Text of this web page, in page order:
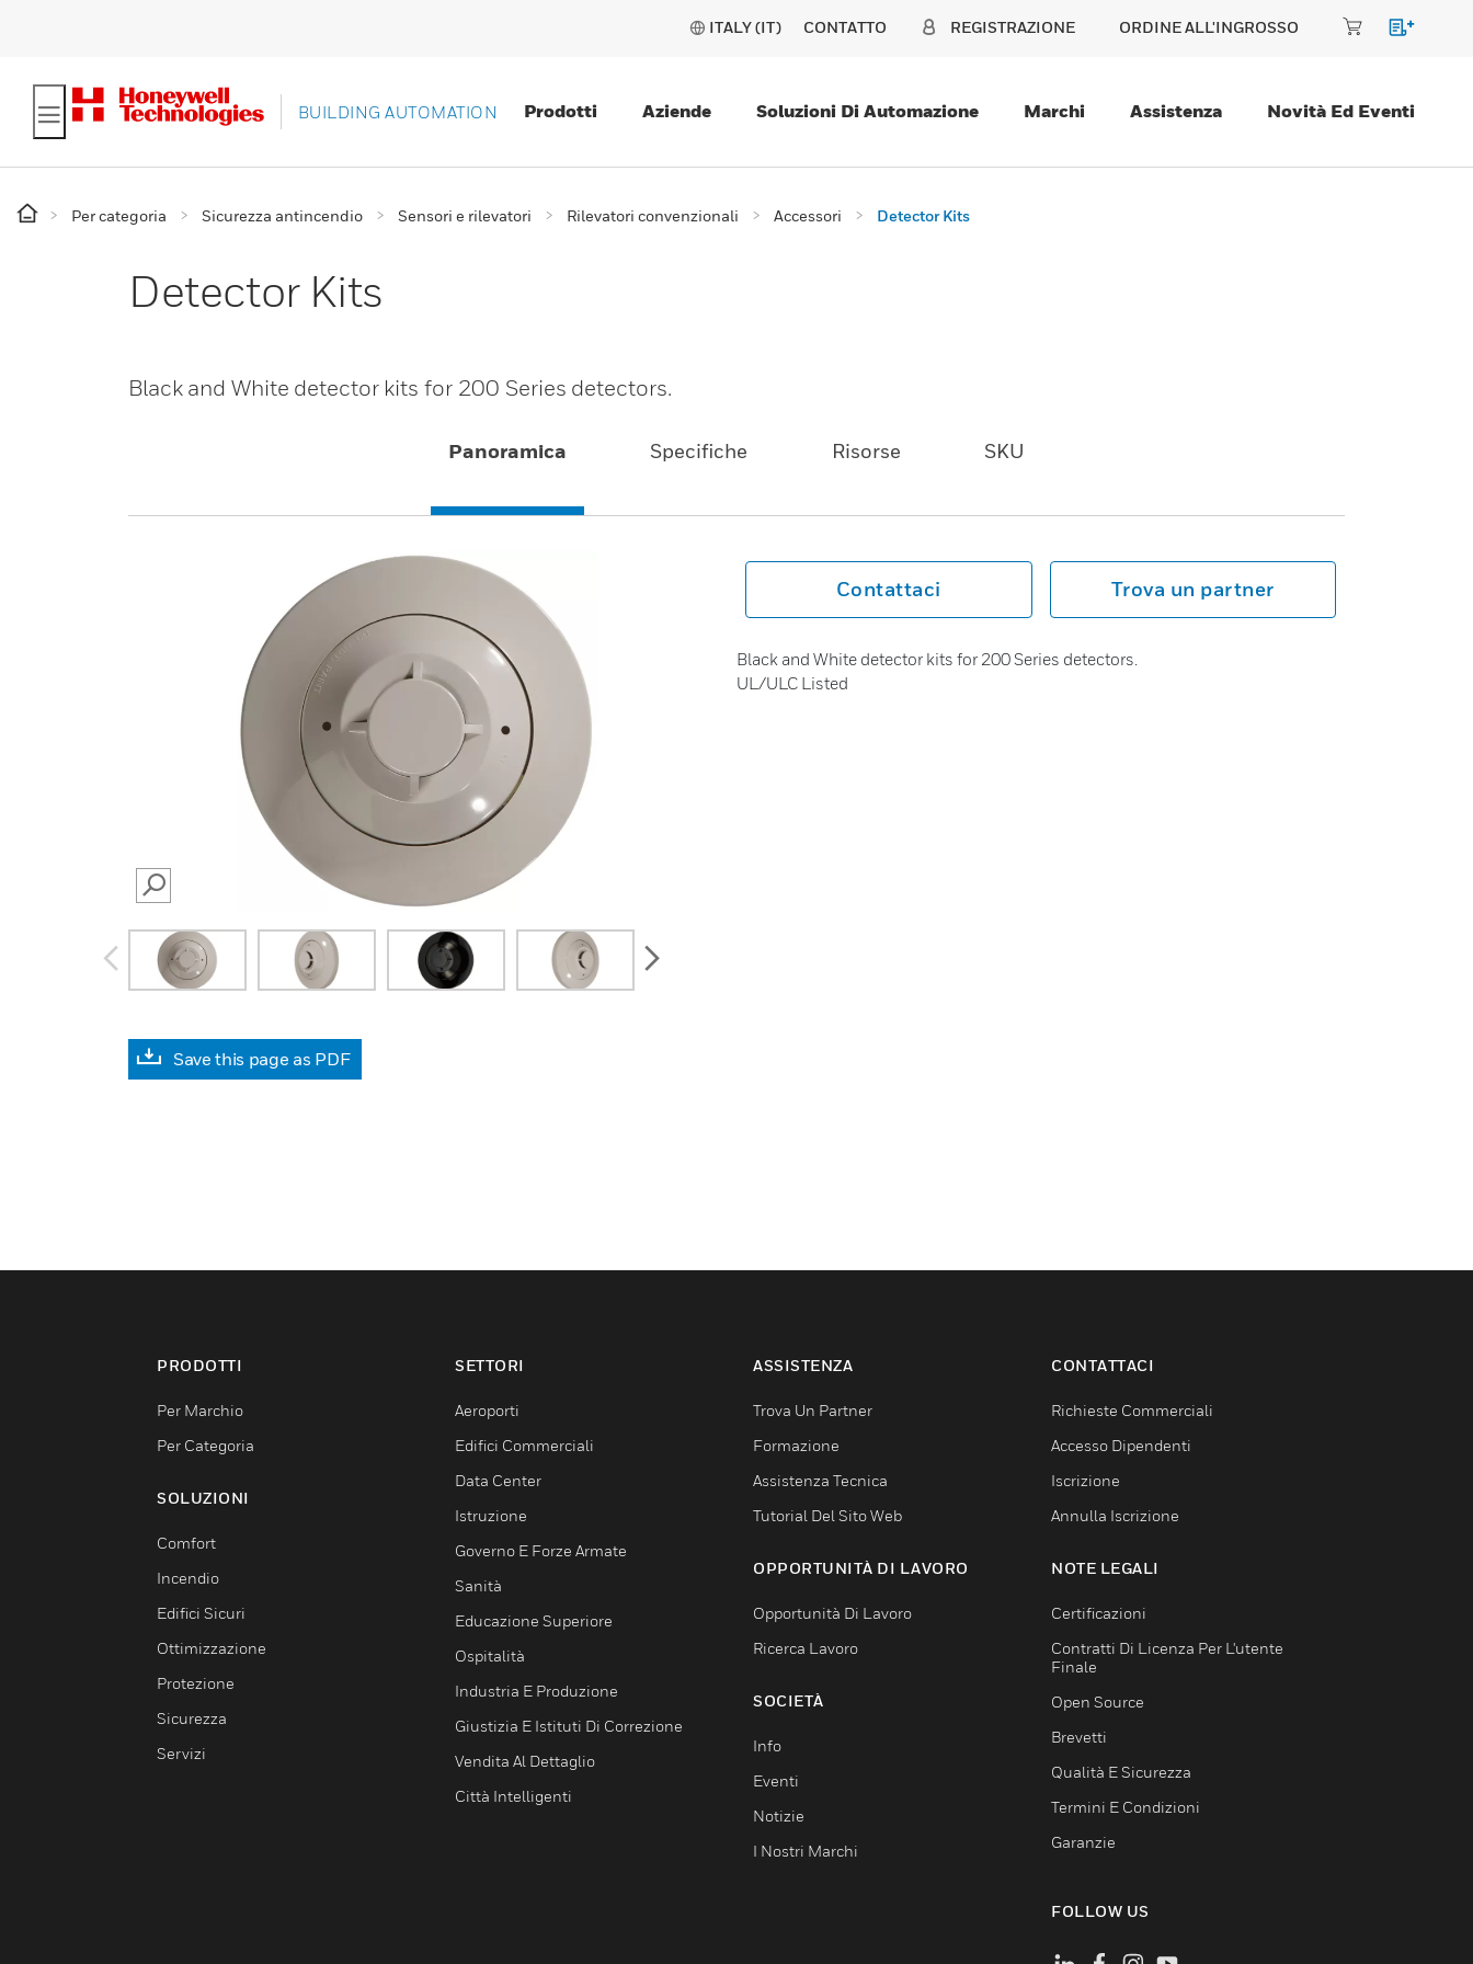
ITALY (IT) CONTATTO REGISTRAZIONE ORDINE ALL'INGROSSO
BUILDING AUTOMATION Prodotti Aziende Soluzioni Di Automazione Marchi Assistenza Novità Ed Eventi
Per categoria Sicurezza antincendio Sensori e rilevatori Rilevatori convenzionali Accessori Detector Kits
Detector Kits
Black and White detector kits for 200 Series detectors.
Panoramica Specifiche Risorse SKU
SEARCH
prev
Save this page as PDF
Contattaci Trova un partner
Black and White detector kits for 200 Series detectors.
UL/ULC Listed
PRODOTTI
Per Marchio
Per Categoria
SOLUZIONI
Comfort
Incendio
Edifici Sicuri
Ottimizzazione
Protezione
Sicurezza
Servizi
SETTORI
Aeroporti
Edifici Commerciali
Data Center
Istruzione
Governo E Forze Armate
Sanità
Educazione Superiore
Ospitalità
Industria E Produzione
Giustizia E Istituti Di Correzione
Vendita Al Dettaglio
Città Intelligenti
ASSISTENZA
Trova Un Partner
Formazione
Assistenza Tecnica
Tutorial Del Sito Web
OPPORTUNITÀ DI LAVORO
Opportunità Di Lavoro
Ricerca Lavoro
SOCIETÀ
Info
Eventi
Notizie
I Nostri Marchi
CONTATTACI
Richieste Commerciali
Accesso Dipendenti
Iscrizione
Annulla Iscrizione
NOTE LEGALI
Certificazioni
Contratti Di Licenza Per L'utente
Finale
Open Source
Brevetti
Qualità E Sicurezza
Termini E Condizioni
Garanzie
FOLLOW US